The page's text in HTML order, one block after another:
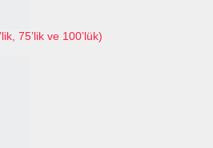
75’lik ve 100’lük)